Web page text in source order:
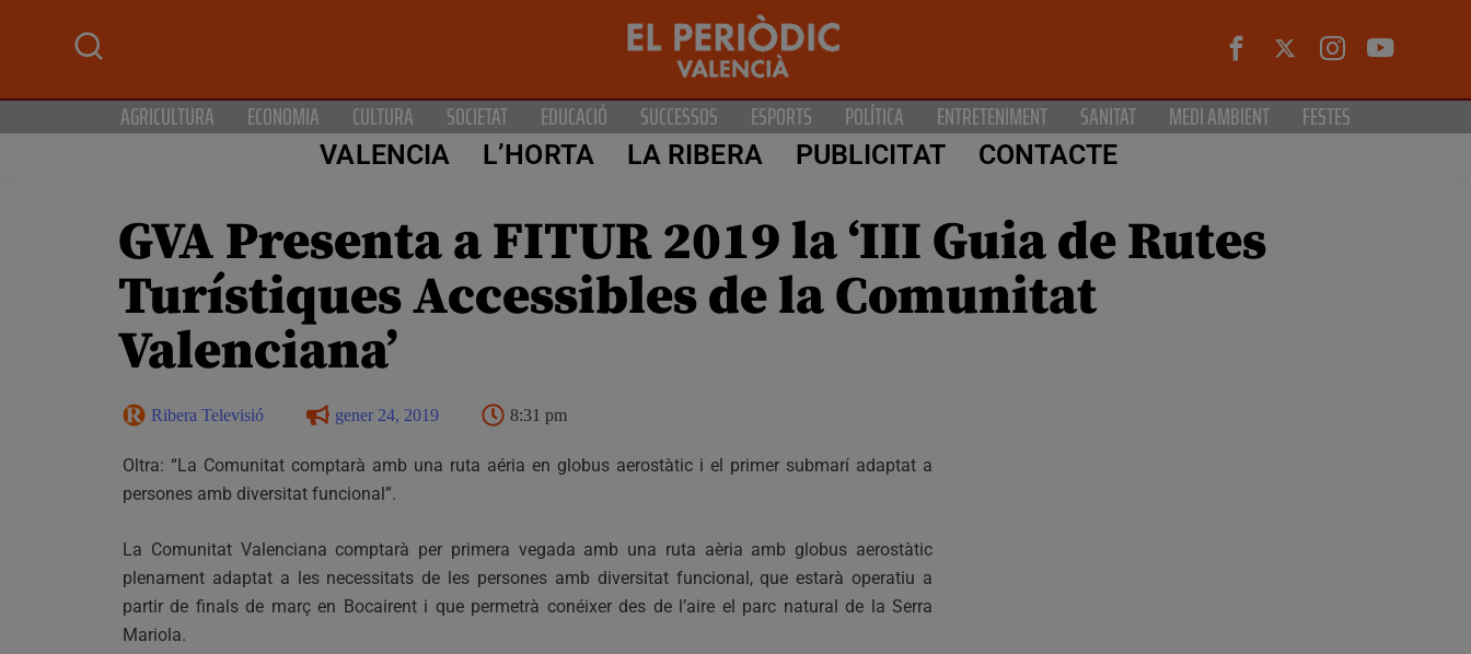
AGRICULTURA ECONOMIA CULTURA SOCIETAT EDUCACIÓ SUCCESSOS ESPORTS POLÍTICA ENTRETENIMENT SANITAT MEDI AMBIENT FESTES
VALENCIA L’HORTA LA RIBERA PUBLICITAT CONTACTE
GVA Presenta a FITUR 2019 la ‘III Guia de Rutes
Turístiques Accessibles de la Comunitat
Valenciana’
Ribera Televisió gener 24, 2019 8:31 pm
Oltra: “La Comunitat comptarà amb una ruta aéria en globus aerostàtic i el primer submarí adaptat a
persones amb diversitat funcional”.
La Comunitat Valenciana comptarà per primera vegada amb una ruta aèria amb globus aerostàtic
plenament adaptat a les necessitats de les persones amb diversitat funcional, que estarà operatiu a
partir de finals de març en Bocairent i que permetrà conéixer des de l’aire el parc natural de la Serra
Mariola.